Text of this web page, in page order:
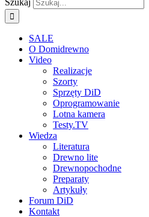
Szukaj
SALE
O Domidrewno
Video
Realizacje
Szorty
Sprzęty DiD
Oprogramowanie
Lotna kamera
Testy.TV
Wiedza
Literatura
Drewno lite
Drewnopochodne
Preparaty
Artykuły
Forum DiD
Kontakt